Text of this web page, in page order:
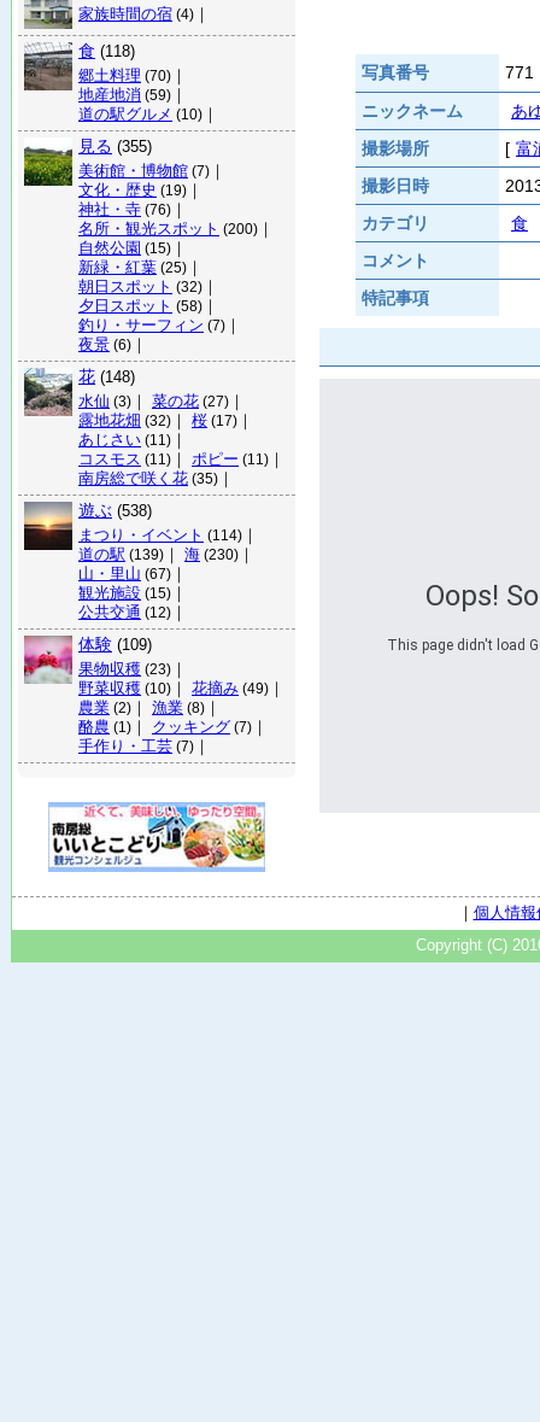
家族時間の宿 (4) ｜
食 (118)
郷土料理 (70) ｜
地産地消 (59) ｜
道の駅グルメ (10) ｜
見る (355)
美術館・博物館 (7) ｜
文化・歴史 (19) ｜
神社・寺 (76) ｜
名所・観光スポット (200) ｜
自然公園 (15) ｜
新緑・紅葉 (25) ｜
朝日スポット (32) ｜
夕日スポット (58) ｜
釣り・サーフィン (7) ｜
夜景 (6) ｜
花 (148)
水仙 (3) ｜ 菜の花 (27) ｜
露地花畑 (32) ｜ 桜 (17) ｜
あじさい (11) ｜
コスモス (11) ｜ ポピー (11) ｜
南房総で咲く花 (35) ｜
遊ぶ (538)
まつり・イベント (114) ｜
道の駅 (139) ｜ 海 (230) ｜
山・里山 (67) ｜
観光施設 (15) ｜
公共交通 (12) ｜
体験 (109)
果物収穫 (23) ｜
野菜収穫 (10) ｜ 花摘み (49) ｜
農業 (2) ｜ 漁業 (8) ｜
酪農 (1) ｜ クッキング (7) ｜
手作り・工芸 (7) ｜
写真番号
771
ニックネーム
あ
撮影場所
[ 富
撮影日時
カテゴリ
食
コメント
特記事項
Oops!
This page didn't load
｜ 個人情
Copyright (C)